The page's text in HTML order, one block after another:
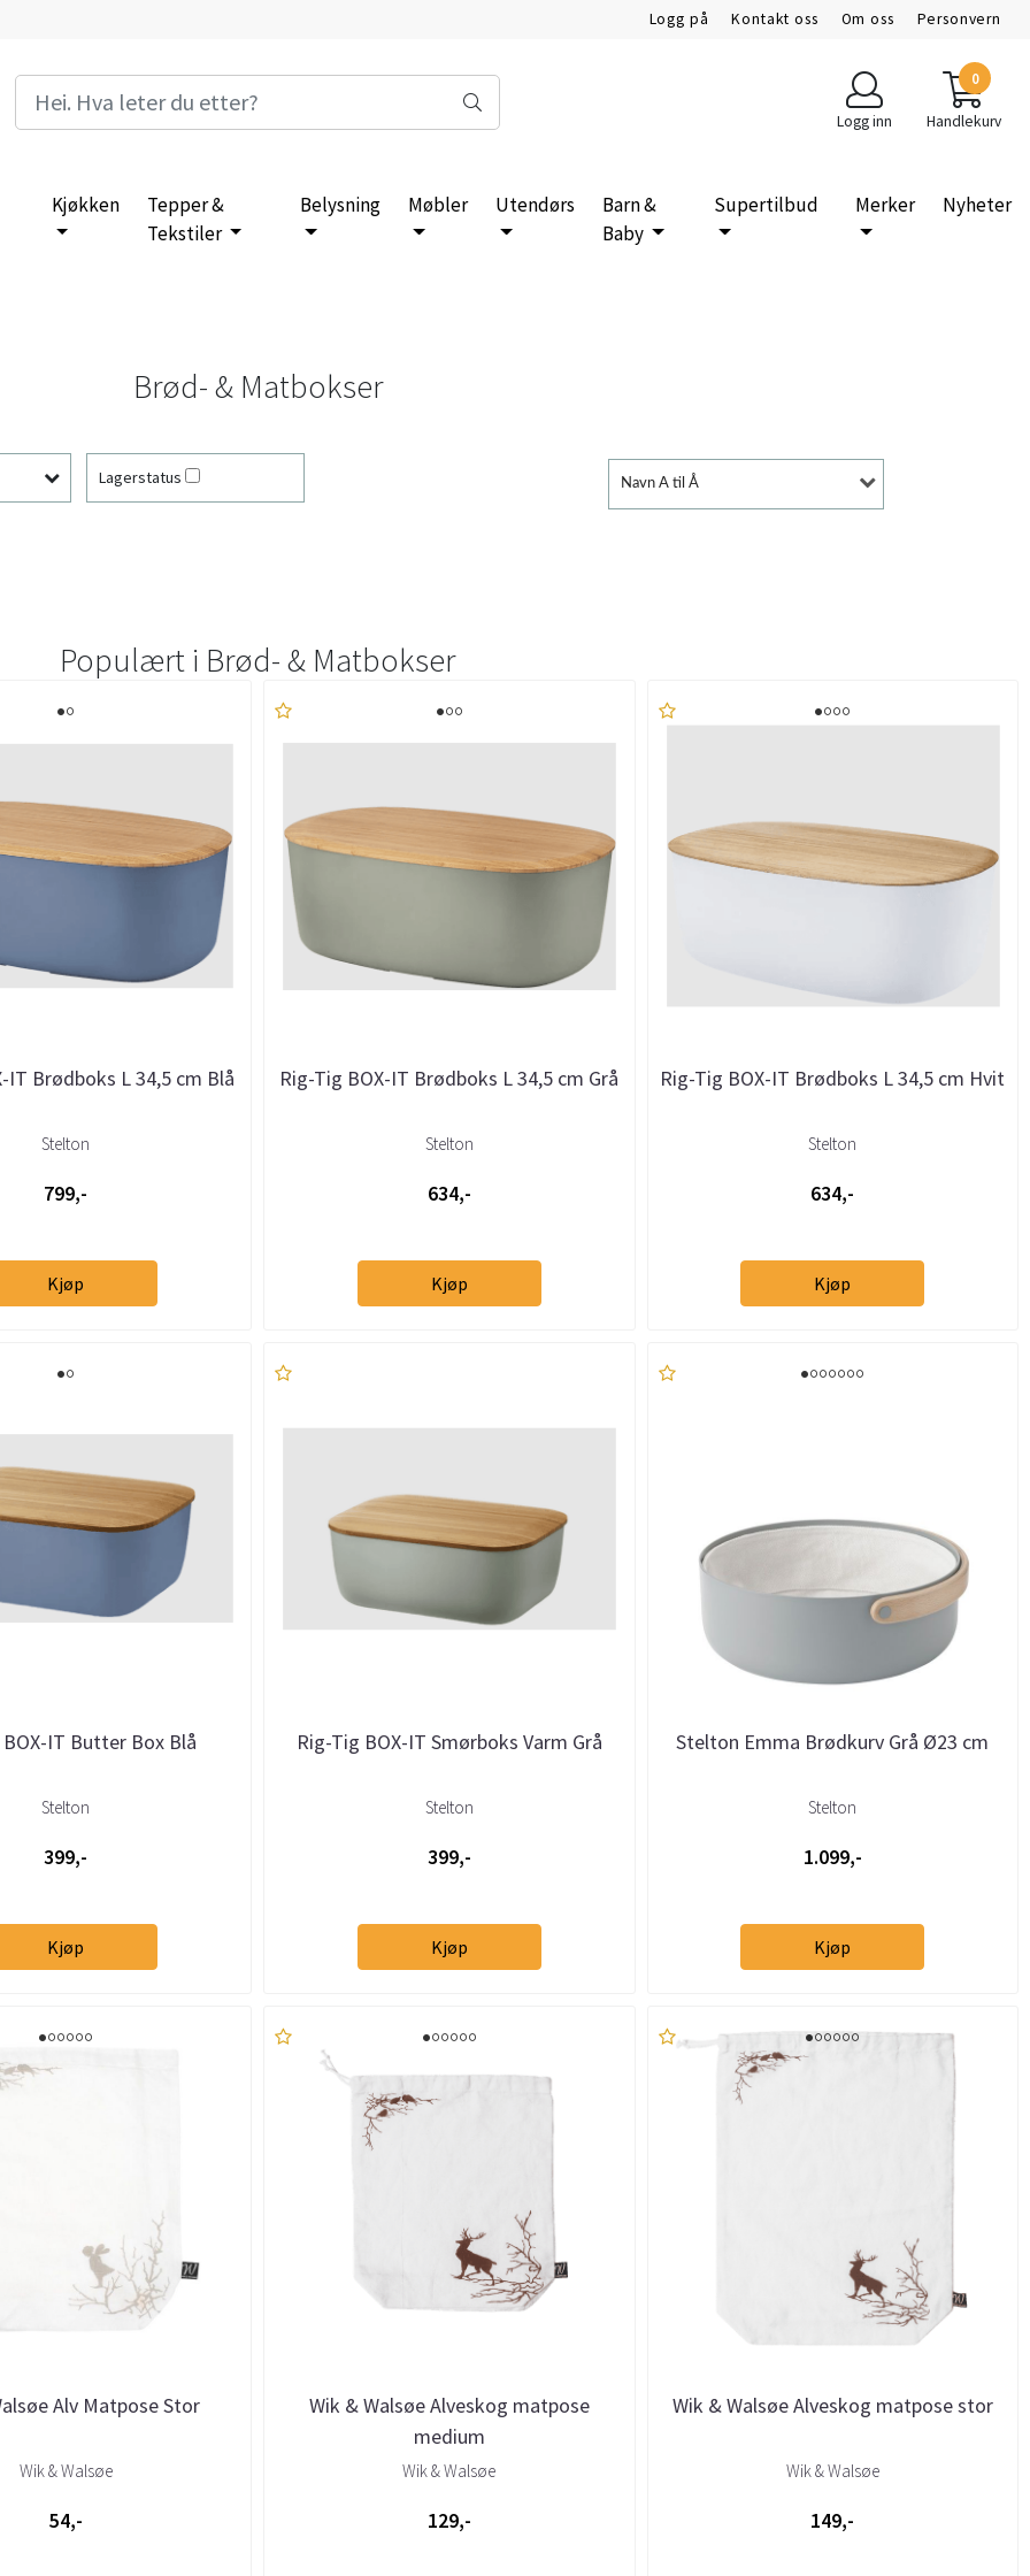
Logg på Kontakt oss Om oss Personvern
Logg inn
0
Handlekurv
Kjøkken
Tepper &
Tekstiler
Belysning Møbler Utendørs
Barn &
Baby
Supertilbud Merker Nyheter
Brød- & Matbokser
Lagerstatus Navn A til Å
Populært i Brød- & Matbokser
IT Brødboks L 34,5 cm Blå
Stelton
799,-
Kjøp
Rig-Tig BOX-IT Brødboks L 34,5 cm Grå
Stelton
634,-
Kjøp
Rig-Tig BOX-IT Brødboks L 34,5 cm Hvit
Stelton
634,-
Kjøp
IT Butter Box Blå
Stelton
399,-
Kjøp
Rig-Tig BOX-IT Smørboks Varm Grå
Stelton
399,-
Kjøp
Stelton Emma Brødkurv Grå Ø23 cm
Stelton
1.099,-
Kjøp
Alv Matpose Stor
Wik & Walsøe
54,-
Wik & Walsøe Alveskog matpose
medium
Wik & Walsøe
129,-
Wik & Walsøe Alveskog matpose stor
Wik & Walsøe
149,-